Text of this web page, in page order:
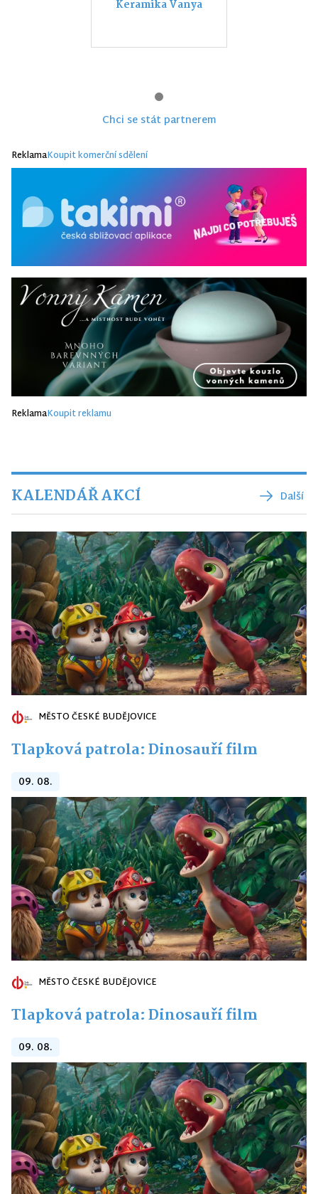
Keramika Vanya
Chci se stát partnerem
ReklamaKoupit komerční sdělení
ReklamaKoupit reklamu
KALENDÁŘ AKCÍ Další
MĚSTO ČESKÉ BUDĚJOVICE
Tlapková patrola: Dinosauří film
09. 08.
MĚSTO ČESKÉ BUDĚJOVICE
Tlapková patrola: Dinosauří film
09. 08.